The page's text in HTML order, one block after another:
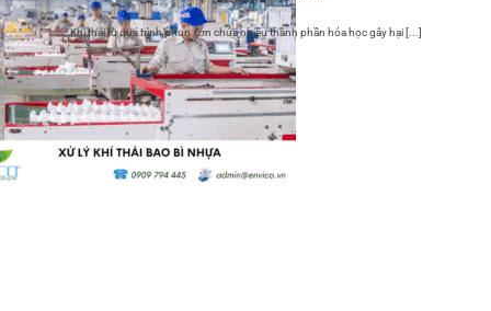
Khí thải từ quá trình phun sơn chứa nhiều thành phần hóa học gây hại [...]